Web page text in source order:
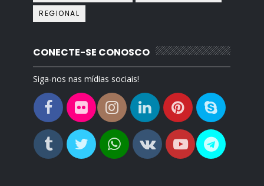
REGIONAL
CONECTE-SE CONOSCO
Siga-nos nas mídias sociais!